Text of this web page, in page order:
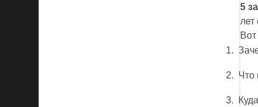
5
1.
2. Что
3.